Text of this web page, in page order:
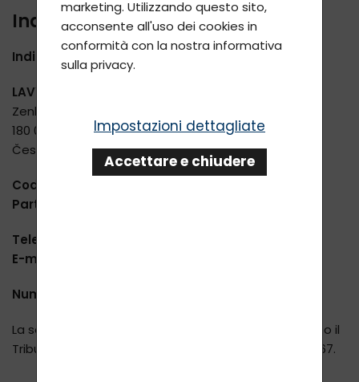
Indirizzo di fatturazione
Indirizzo
LAVYcosmetics s.r.o.
Zenklova 24/54
180 00 Praha 8 - Libeň
Česká republika
Codice fiscale
Partita IVA
Telefono
E-mail
Numero di registro
La società è iscritta nel Registro delle Imprese presso il
Tribunale Municipale di Praga, n. di fascicolo: C 427467.
marketing. Utilizzando questo sito,
acconsente all'uso dei cookies in
conformità con la nostra informativa
sulla privacy.
Impostazioni dettagliate
Accettare e chiudere